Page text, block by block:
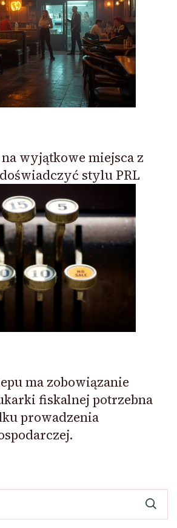
wyjątkowe miejsca z
stylu PRL
ma zobowiązanie
fiskalnej potrzebna
prowadzenia